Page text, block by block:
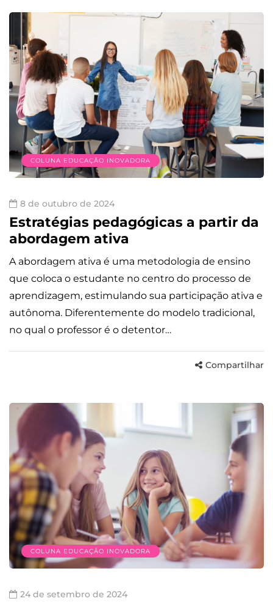
COLUNA EDUCAÇÃO INOVADORA
8 de outubro de 2024
Estratégias pedagógicas a partir da
abordagem ativa
A abordagem ativa é uma metodologia de ensino
que coloca o estudante no centro do processo de
aprendizagem, estimulando sua participação ativa e
autônoma. Diferentemente do modelo tradicional,
no qual o professor é o detentor…
Compartilhar
COLUNA EDUCAÇÃO INOVADORA
24 de setembro de 2024